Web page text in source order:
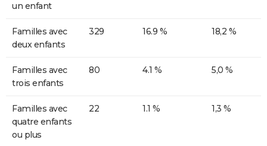
un enfant
Familles avec
deux enfants
329 16.9 % 18,2 %
Familles avec
trois enfants
80 4.1 % 5,0 %
Familles avec
quatre enfants
ou plus
22 1.1 % 1,3 %